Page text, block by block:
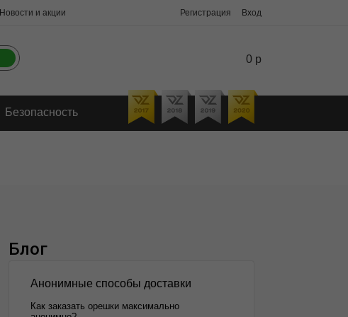
Новости и акции Регистрация Вход
0 р
Безопасность
Блог
Анонимные способы доставки
Как заказать орешки максимально